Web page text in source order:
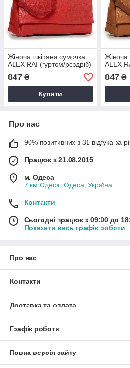
Жіноча шкіряна сумочка
ALEX RAI (гуртом/роздріб)
847 ₴
Купити
Жіноча
ALEX
847₴
Про нас
90% позитивних з 31 відгука за
Працює з 21.08.2015
м. Одеса
7 км Одеса, Одеса, Україна
Контакти
Сьогодні працює з 09:00 до
Показати весь графік роботи
Про нас
Контакти
Доставка та оплата
Графік роботи
Повна версія сайту